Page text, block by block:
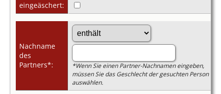
eingeäschert:
Nachname
des
Partners*:
*Wenn Sie einen Partner-Nachnamen eingeben,
müssen Sie das Geschlecht der gesuchten Person
auswählen.